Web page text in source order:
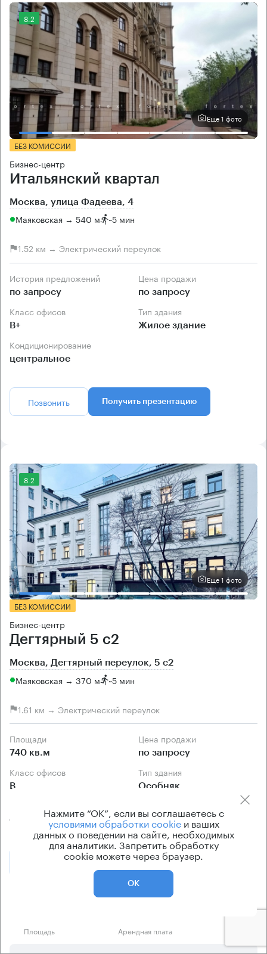
8.2
Еще 1 фото
БЕЗ КОМИССИИ
Бизнес-центр
Итальянский квартал
Москва, улица Фадеева, 4
Маяковская → 540 м ~5 мин
1.52 км → Электрический переулок
История предложений
по запросу
Цена продажи
по запросу
Класс офисов
B+
Тип здания
Жилое здание
Кондиционирование
центральное
Позвонить Получить презентацию
8.2
Еще 1 фото
БЕЗ КОМИССИИ
Бизнес-центр
Дегтярный 5 с2
Москва, Дегтярный переулок, 5 с2
Маяковская → 370 м ~5 мин
1.61 км → Электрический переулок
Площади
740 кв.м
Цена продажи
по запросу
Класс офисов
B
Тип здания
Особняк
сплит-системы
Позвонить Получить презентацию
Предложения по продаже в этом здании:
Площадь Арендная плата
Нажмите “ОК”, если вы соглашаетесь с
условиями обработки cookieи ваших
данных о поведении на сайте, необходимых
для аналитики. Запретить обработку
cookie можете через браузер.
ОК